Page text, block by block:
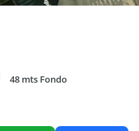
48 mts Fondo